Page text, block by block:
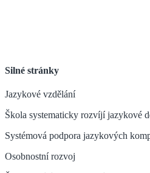
Silné stránky
Jazykové vzdělání
Škola systematicky rozvíjí jazykové
Systémová podpora jazykových
Osobnostní rozvoj